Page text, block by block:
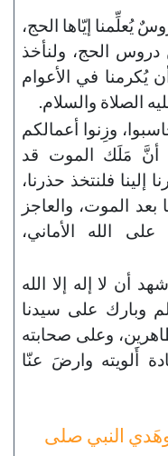
يُعلِّمنا إيّاها الحج،
دروس الحج، ولنأخذ
يُكرمنا في الأعوام
الصلاة والسلام.
وزِنوا أعمالكم
أنَّ مَلَك الموت قد
فلنتخذ حذرنا،
الموت، والعاجز
الله الأماني،
أن لا إله إلا الله
وبارك على سيدنا
وعلى صحابته
أَلويته وارضَ عنّا
النبي صلى